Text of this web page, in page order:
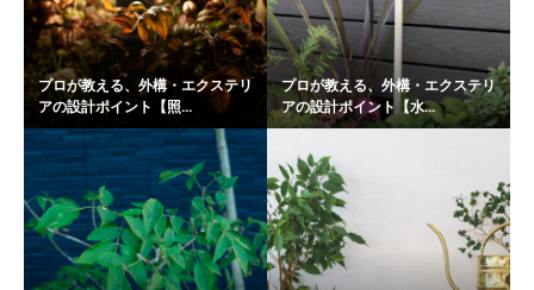
プロが教える、外構・エクステリ
アの設計ポイント【照...
プロが教える、外構・エクステリ
アの設計ポイント【水...